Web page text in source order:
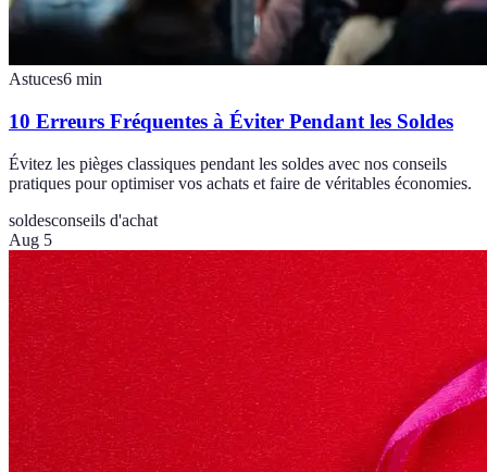
Astuces6 min
10 Erreurs Fréquentes à Éviter Pendant les Soldes
Évitez les pièges classiques pendant les soldes avec nos conseils
pratiques pour optimiser vos achats et faire de véritables économies.
soldesconseils d'achat
Aug 5